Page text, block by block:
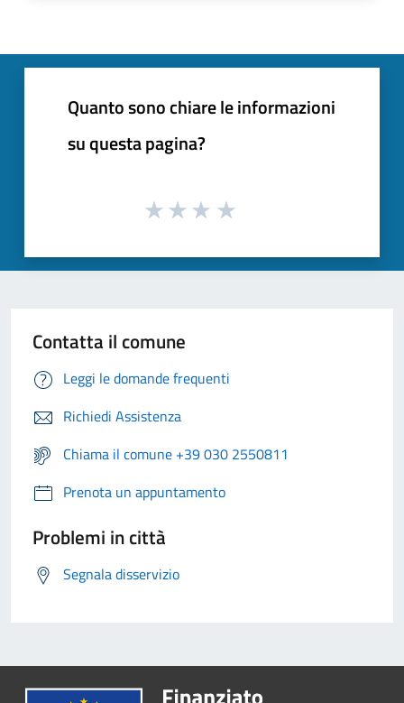
Quanto sono chiare le informazioni
su questa pagina?
Contatta il comune
Leggi le domande frequenti
Richiedi Assistenza
Chiama il comune +39 030 2550811
Prenota un appuntamento
Problemi in città
Segnala disservizio